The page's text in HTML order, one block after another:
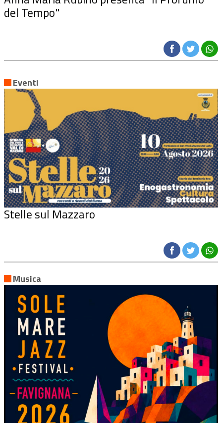
del Tempo"
Eventi
Stelle sul Mazzaro
Musica